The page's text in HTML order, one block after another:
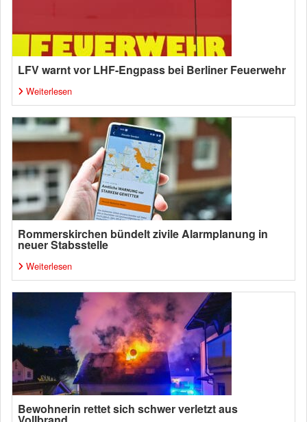
LFV warnt vor LHF-Engpass bei Berliner Feuerwehr
Weiterlesen
Rommerskirchen bündelt zivile Alarmplanung in
neuer Stabsstelle
Weiterlesen
Bewohnerin rettet sich schwer verletzt aus